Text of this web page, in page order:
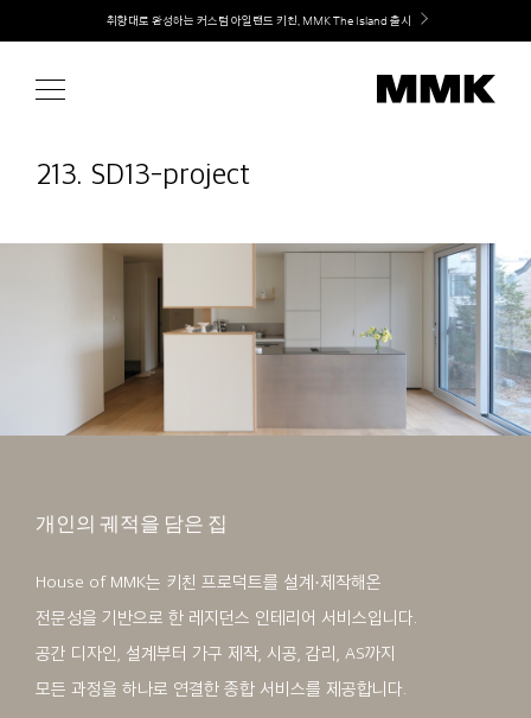
content
Welcome! 신규 회원가입 시 MMK Shop Coupon (총 60만원) 지급
취향대로 완성하는 커스텀 아일랜드 키친, MMK The Island 출시
213. SD13-project
개인의 궤적을 담은 집
House of MMK는 키친 프로덕트를 설계·제작해온
전문성을 기반으로 한 레지던스 인테리어 서비스입니다.
공간 디자인, 설계부터 가구 제작, 시공, 감리, AS까지
모든 과정을 하나로 연결한 종합 서비스를 제공합니다.